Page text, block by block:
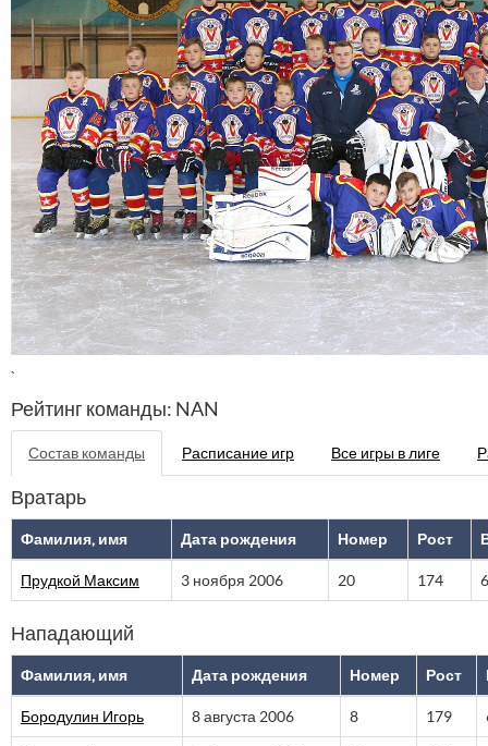
`
Рейтинг команды: NAN
Состав команды Расписание игр Все игры в лиге
Вратарь
Фамилия, имя Дата рождения Номер Рост
Прудкой Максим 3 ноября 2006 20 174
Нападающий
Фамилия, имя Дата рождения Номер Рост
Бородулин Игорь 8 августа 2006 8 179